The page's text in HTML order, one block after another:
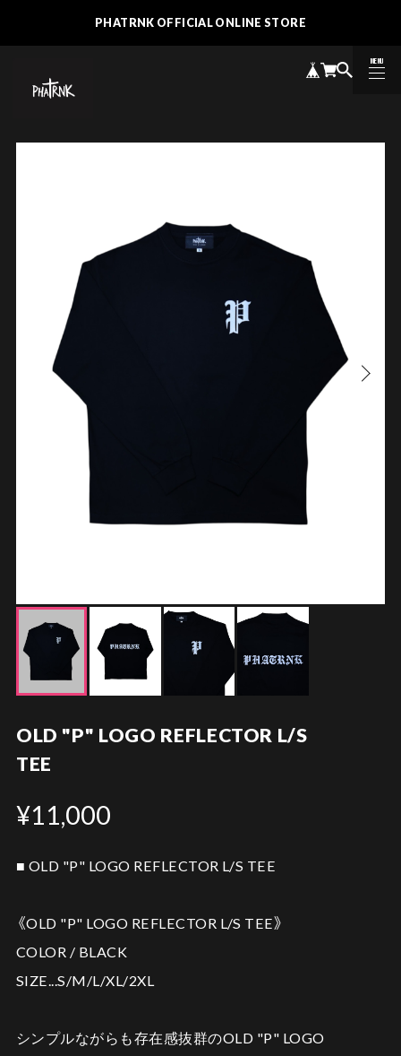
PHATRNK OFFICIAL ONLINE STORE
MENU
CLOSE
OLD "P" LOGO REFLECTOR L/S
TEE
¥11,000
■ OLD "P" LOGO REFLECTOR L/S TEE
《OLD "P" LOGO REFLECTOR L/S TEE》
COLOR / BLACK
SIZE...S/M/L/XL/2XL
シンプルながらも存在感抜群のOLD "P" LOGO